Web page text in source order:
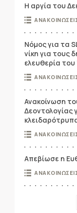
Η αργία του
Νόμος για τα
νίκη για τους
ελευθερία
Ανακοίνωση
Δεοντολογίας
Απεβίωσε η